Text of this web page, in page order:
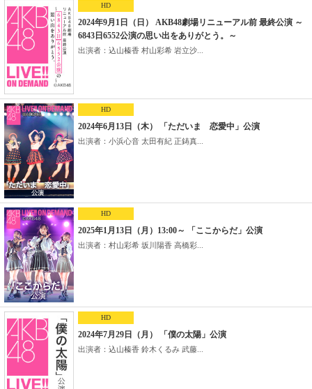
HD
2024年9月1日（日） AKB48劇場リニューアル前 最終公演 ～
6843日6552公演の思い出をありがとう。～
出演者：込山榛香 村山彩希 岩立沙...
HD
2024年6月13日（木） 「ただいま 恋愛中」公演
出演者：小浜心音 太田有紀 正鋳真...
HD
2025年1月13日（月）13:00～ 「ここからだ」公演
出演者：村山彩希 坂川陽香 高橋彩...
HD
2024年7月29日（月） 「僕の太陽」公演
出演者：込山榛香 鈴木くるみ 武藤...